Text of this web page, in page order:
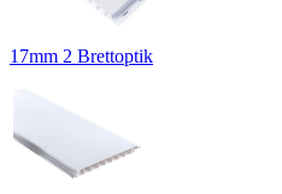
17mm 2 Brettoptik